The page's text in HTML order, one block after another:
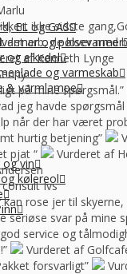
EL og GAS
og pølsevarmer
og elkedel
og varmeskab
& varmlampe
vin
kølereol
ikke sidste
arb, de lover med
af Kenneth Lynge
på mine spørgsmål.”
jeg havde spørgsmål
når der har været
hurtig betjening”
pjat “
Vurderet af
Ivs
rose jer til
seriøse svar på mine
service og
Vurderet af
forsvarligt”